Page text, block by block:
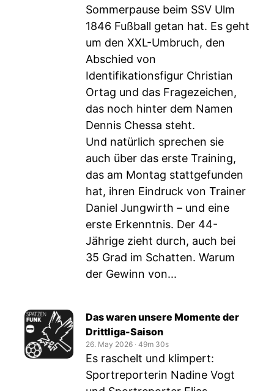
Sommerpause beim SSV Ulm
1846 Fußball getan hat. Es geht
um den XXL-Umbruch, den
Abschied von
Identifikationsfigur Christian
Ortag und das Fragezeichen,
das noch hinter dem Namen
Dennis Chessa steht.
Und natürlich sprechen sie
auch über das erste Training,
das am Montag stattgefunden
hat, ihren Eindruck von Trainer
Daniel Jungwirth – und eine
erste Erkenntnis. Der 44-
Jährige zieht durch, auch bei
35 Grad im Schatten. Warum
der Gewinn von...
Das waren unsere Momente der
Drittliga-Saison
26. May 2026 ‧ 49m 30s
Es raschelt und klimpert:
Sportreporterin Nadine Vogt